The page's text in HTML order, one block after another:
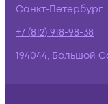
Санкт-Петербург
+7 (812) 918-98-38
194044, Большой